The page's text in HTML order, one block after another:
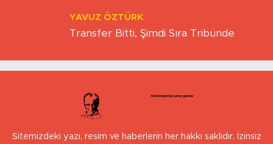
YAVUZ ÖZTÜRK
Transfer Bitti, Şimdi Sıra Tribünde
Sitemizdeki yazı, resim ve haberlerin her hakkı saklıdır. İzinsiz